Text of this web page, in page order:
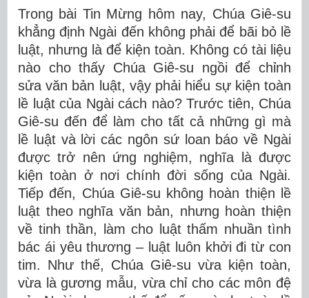
Trong bài Tin Mừng hôm nay, Chúa Giê-su
khẳng định Ngài đến không phải để bãi bỏ lề
luật, nhưng là để kiện toàn. Không có tài liệu
nào cho thấy Chúa Giê-su ngồi để chỉnh
sửa văn bản luật, vậy phải hiểu sự kiện toàn
lề luật của Ngài cách nào? Trước tiên, Chúa
Giê-su đến để làm cho tất cả những gì mà
lề luật và lời các ngôn sứ loan báo về Ngài
được trở nên ứng nghiệm, nghĩa là được
kiện toàn ở nơi chính đời sống của Ngài.
Tiếp đến, Chúa Giê-su không hoàn thiện lề
luật theo nghĩa văn bản, nhưng hoàn thiện
về tinh thần, làm cho luật thấm nhuần tình
bác ái yêu thương – luật luôn khởi đi từ con
tim. Như thế, Chúa Giê-su vừa kiện toàn,
vừa là gương mẫu, vừa chỉ cho các môn đệ